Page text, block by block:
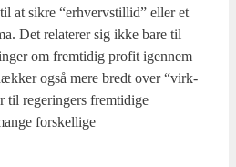
at sik­re “erhverv­stil­lid” eller et
Det rela­te­rer sig ikke bare til
om frem­ti­dig pro­fit igen­nem
også mere bredt over “virk­
til rege­rin­gers frem­ti­di­ge
for­skel­li­ge